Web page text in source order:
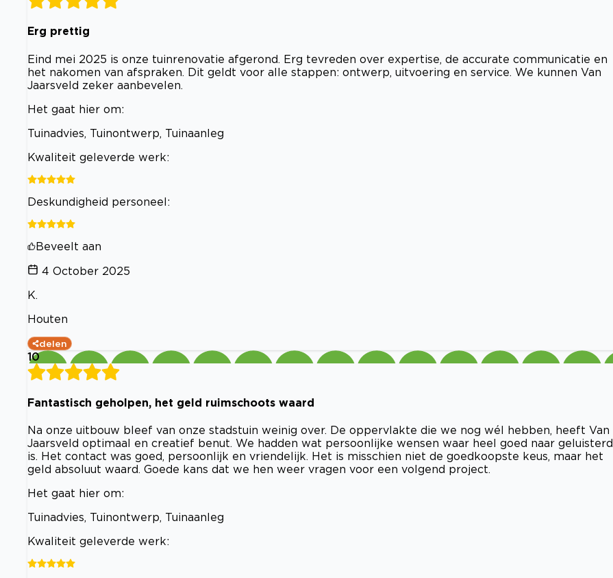
Erg prettig
Eind mei 2025 is onze tuinrenovatie afgerond. Erg tevreden over expertise, de accurate communicatie en
het nakomen van afspraken. Dit geldt voor alle stappen: ontwerp, uitvoering en service. We kunnen Van
Jaarsveld zeker aanbevelen.
Het gaat hier om:
Tuinadvies, Tuinontwerp, Tuinaanleg
Kwaliteit geleverde werk:
Deskundigheid personeel:
Beveelt aan
4 October 2025
K.
Houten
delen
10
Fantastisch geholpen, het geld ruimschoots waard
Na onze uitbouw bleef van onze stadstuin weinig over. De oppervlakte die we nog wél hebben, heeft Van
Jaarsveld optimaal en creatief benut. We hadden wat persoonlijke wensen waar heel goed naar geluisterd
is. Het contact was goed, persoonlijk en vriendelijk. Het is misschien niet de goedkoopste keus, maar het
geld absoluut waard. Goede kans dat we hen weer vragen voor een volgend project.
Het gaat hier om:
Tuinadvies, Tuinontwerp, Tuinaanleg
Kwaliteit geleverde werk: